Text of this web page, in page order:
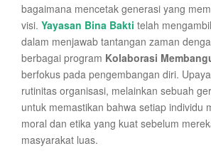
bagaimana mencetak generasi yang
visi. Yayasan Bina Bakti telah
dalam menjawab tantangan zaman
berbagai program Kolaborasi
berfokus pada pengembangan diri.
rutinitas organisasi, melainkan sebuah
untuk memastikan bahwa setiap individu
moral dan etika yang kuat sebelum
masyarakat luas.